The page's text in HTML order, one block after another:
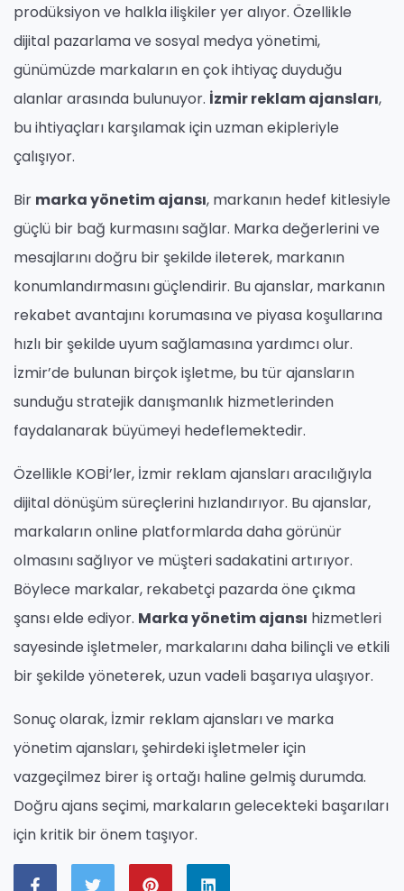
prodüksiyon ve halkla ilişkiler yer alıyor. Özellikle
dijital pazarlama ve sosyal medya yönetimi,
günümüzde markaların en çok ihtiyaç duyduğu
alanlar arasında bulunuyor. İzmir reklam ajansları,
bu ihtiyaçları karşılamak için uzman ekipleriyle
çalışıyor.
Bir marka yönetim ajansı, markanın hedef kitlesiyle
güçlü bir bağ kurmasını sağlar. Marka değerlerini ve
mesajlarını doğru bir şekilde ileterek, markanın
konumlandırmasını güçlendirir. Bu ajanslar, markanın
rekabet avantajını korumasına ve piyasa koşullarına
hızlı bir şekilde uyum sağlamasına yardımcı olur.
İzmir’de bulunan birçok işletme, bu tür ajansların
sunduğu stratejik danışmanlık hizmetlerinden
faydalanarak büyümeyi hedeflemektedir.
Özellikle KOBİ’ler, İzmir reklam ajansları aracılığıyla
dijital dönüşüm süreçlerini hızlandırıyor. Bu ajanslar,
markaların online platformlarda daha görünür
olmasını sağlıyor ve müşteri sadakatini artırıyor.
Böylece markalar, rekabetçi pazarda öne çıkma
şansı elde ediyor. Marka yönetim ajansı hizmetleri
sayesinde işletmeler, markalarını daha bilinçli ve etkili
bir şekilde yöneterek, uzun vadeli başarıya ulaşıyor.
Sonuç olarak, İzmir reklam ajansları ve marka
yönetim ajansları, şehirdeki işletmeler için
vazgeçilmez birer iş ortağı haline gelmiş durumda.
Doğru ajans seçimi, markaların gelecekteki başarıları
için kritik bir önem taşıyor.